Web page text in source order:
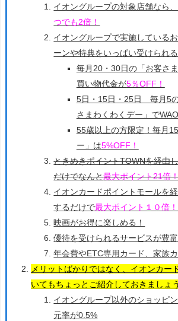
イオングループの対象店舗なら
つでも2倍！
イオングループで実施している
ーンや特典をいっぱい受けられる
毎月20・30日の「お客さ
買い物代金が5％OFF！
5日・15日・25日 毎月5
さまわくわくデー」で
55歳以上の方限定！毎月
ー」は5%OFF！
ときめきポイントTOWNを経由
だけでなんと最大ポイント21倍
イオンカードポイントモールを
するだけで最大ポイント１０倍！
映画がお得に楽しめる！
優待を受けられるサービスが豊富
年会費やETC専用カード、家族
メリットばかりではなく、イオンカー
いてもちょっとご紹介しておきましょう
イオングループ以外のショッピ
元率が0.5%